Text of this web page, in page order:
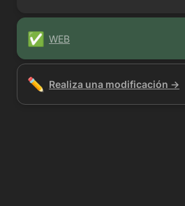
✅ WEB
✏️ Realiza una modificación →